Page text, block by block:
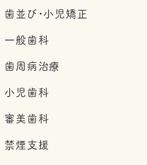
歯並び・小児矯正
一般歯科
歯周病治療
小児歯科
審美歯科
禁煙支援